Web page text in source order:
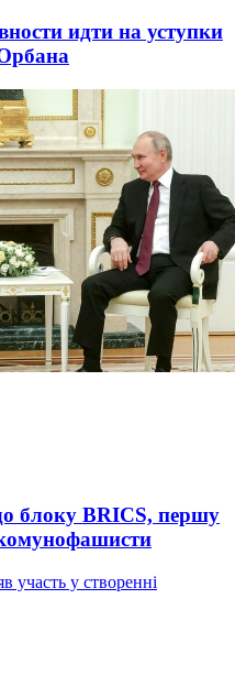
идти на уступки
блоку BRICS, першу